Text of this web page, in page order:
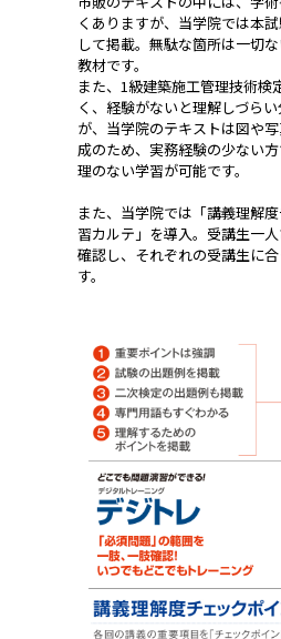
くありますが、当学院では本
して掲載。無駄な箇所は一切
教材です。
また、1級建築施工管理技術
く、経験がないと理解しづら
が、当学院のテキストは図や
成のため、実務経験の少ない
理のない学習が可能です。
また、当学院では「講義理解
習カルテ」を導入。受講生一
確認し、それぞれの受講生に
す。